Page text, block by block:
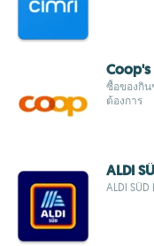
ซื้อของกิน
ต้องการ
ALDI
ALDI